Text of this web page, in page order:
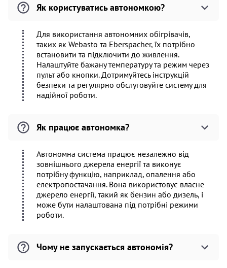
Як користуватись автономкою?
Для використання автономних обігрівачів,
таких як Webasto та Eberspacher, їх потрібно
встановити та підключити до живлення.
Налаштуйте бажану температуру та режим через
пульт або кнопки. Дотримуйтесь інструкцій
безпеки та регулярно обслуговуйте систему для
надійної роботи.
Як працює автономка?
Автономна система працює незалежно від
зовнішнього джерела енергії та виконує
потрібну функцію, наприклад, опалення або
електропостачання. Вона використовує власне
джерело енергії, такий як бензин або дизель, і
може бути налаштована під потрібні режими
роботи.
Чому не запускається автономія?